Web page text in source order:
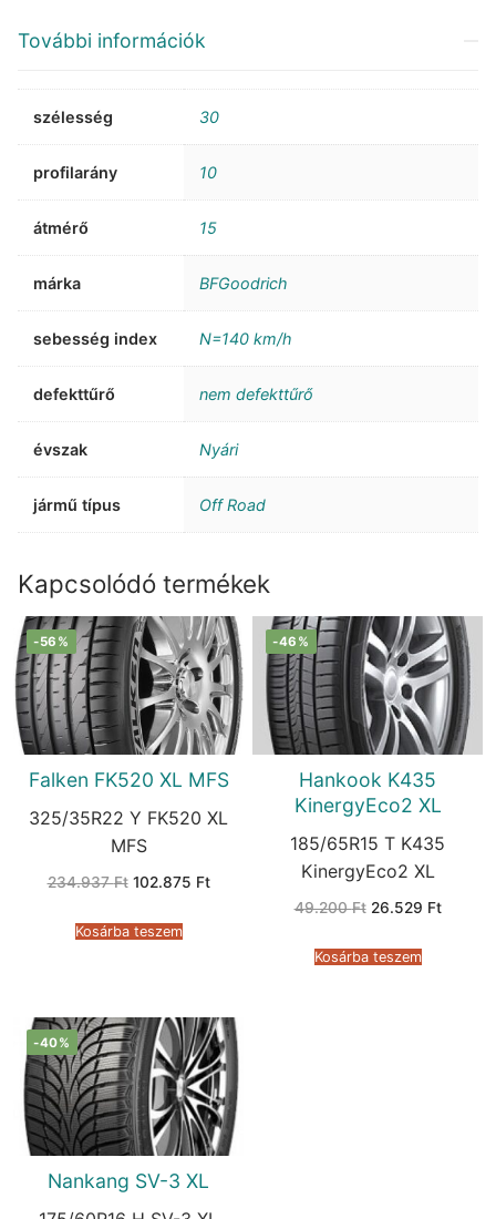
További információk
szélesség 30
profilarány 10
átmérő 15
márka BFGoodrich
sebesség index N=140 km/h
defekttűrő nem defekttűrő
évszak Nyári
jármű típus Off Road
Kapcsolódó termékek
-56%
Falken FK520 XL MFS
325/35R22 Y FK520 XL
MFS
234.937Ft Original
234.937 Ft.
102.875 FtCurrent
Kosárba teszem
-46%
Hankook K435
KinergyEco2 XL
185/65R15 T K435
KinergyEco2 XL
49.200Ft Original
49.200 Ft.
26.529 FtCurrent
Kosárba teszem
-40%
Nankang SV-3 XL